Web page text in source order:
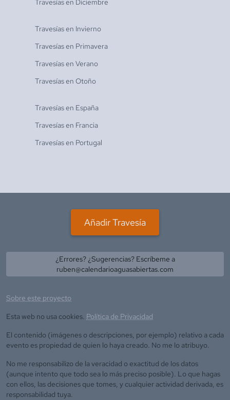
Travesías en Diciembre
Travesías en Invierno
Travesías en Primavera
Travesías en Verano
Travesías en Otoño
Travesías en España
Travesías en Francia
Travesías en Portugal
Añadir Travesía
¿Errores? ¿Sugerencias? Escríbeme a
ruben@calendarioaguasabiertas.com
Sobre este proyecto
Esta web no usa cookies. Política de Privacidad
El contenido (imágenes o descripciones, por ejemplo) relativo a cada
evento es propiedad de quien lo haya creado. No me lo atribuyo.
No me responsabilizo de la veracidad o exactitud de los datos
(aunque intento que todo sea lo más preciso posible). Lo que hagas
con ellos, las decisiones que tomes, y cualquier actividad derivada, es
responsabilidad tuya.